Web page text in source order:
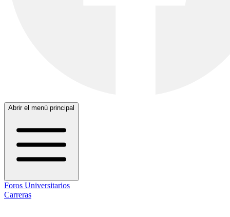
Abrir el menú principal
Foros Universitarios
Carreras